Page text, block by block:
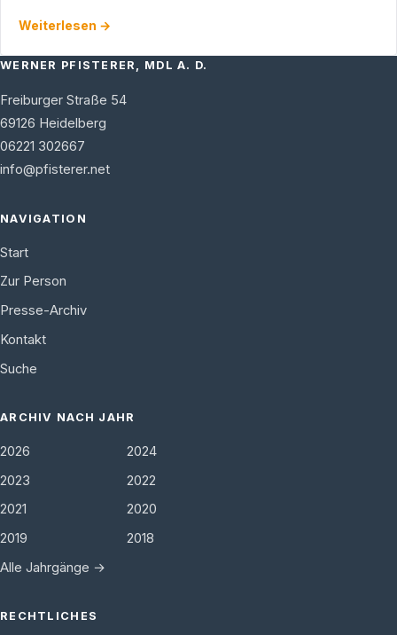
Weiterlesen →
WERNER PFISTERER, MDL A. D.
Freiburger Straße 54
69126 Heidelberg
06221 302667
info@pfisterer.net
NAVIGATION
Start
Zur Person
Presse-Archiv
Kontakt
Suche
ARCHIV NACH JAHR
2026
2024
2023
2022
2021
2020
2019
2018
Alle Jahrgänge →
RECHTLICHES